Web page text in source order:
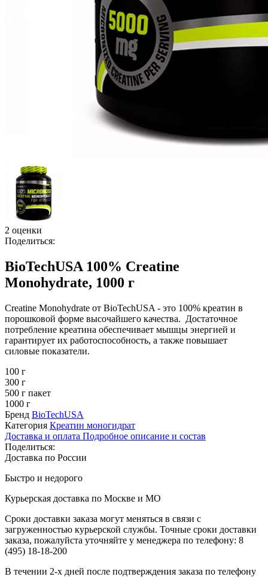
2 оценки
Поделиться:
BioTechUSA 100% Creatine
Monohydrate, 1000 г
Creatine Monohydrate от BioTechUSA - это 100% креатин в
порошковой форме высочайшего качества. Достаточное
потребление креатина обеспечивает мышцы энергией и
гарантирует их работоспособность, а также повышает
силовые показатели.
100 г
300 г
500 г пакет
1000 г
Бренд BioTechUSA
Категория Креатин моногидрат
Доставка и оплата Подробное описание и состав
Поделиться:
Доставка по России
Быстро и недорого
Курьерская доставка по Москве и МО
Сроки доставки заказа могут меняться в связи с
загруженностью курьерской службы. Точные сроки доставки
заказа, пожалуйста уточняйте у менеджера по телефону: 8
(495) 18-18-200
В течении 2-х дней после подтверждения заказа по телефону